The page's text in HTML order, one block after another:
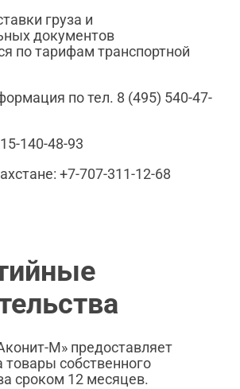
груза и
документов
по тарифам транспортной
по тел. 8 (495) 540-47-
140-48-93
+7-707-311-12-68
М» предоставляет
товары собственного
сроком 12 месяцев.